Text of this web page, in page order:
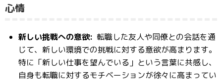
心情
新しい挑戦への意欲: 転職した友人や同僚との会話を通
じて、新しい環境での挑戦に対する意欲が高まります。
特に「新しい仕事を望んでいる」という言葉に共感し、
自身も転職に対するモチベーションが徐々に高まってい